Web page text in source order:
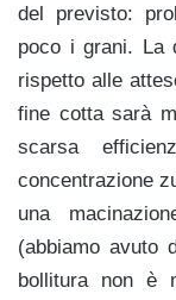
del previsto:
poco i grani. La
rispetto alle
fine cotta sarà
scarsa
concentrazione
una
(abbiamo avuto
bollitura non è